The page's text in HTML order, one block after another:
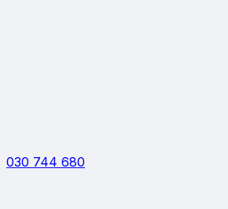
030 744 680